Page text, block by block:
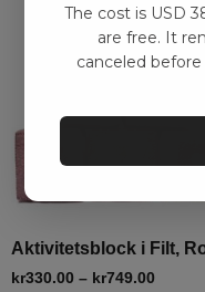
Aktivitetsblock i Filt,
kr330.00 – kr749.00
The cost is USD
are free. It
canceled